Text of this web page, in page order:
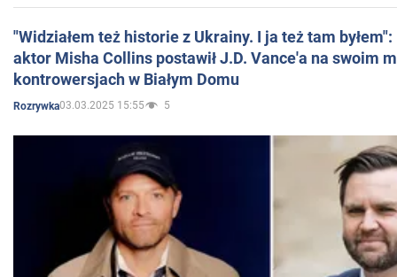
"Widziałem też historie z Ukrainy. I ja też tam
aktor Misha Collins postawił J.D. Vance'a na swoim
kontrowersjach w Białym Domu
Rozrywka03.03.2025 15:55 5